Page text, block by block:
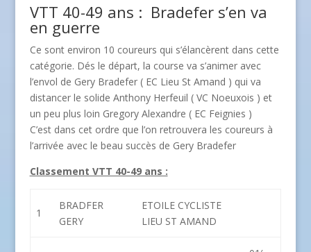
VTT 40-49 ans : Bradefer s’en va
en guerre
Ce sont environ 10 coureurs qui s’élancèrent dans cette
catégorie. Dés le départ, la course va s’animer avec
l’envol de Gery Bradefer ( EC Lieu St Amand ) qui va
distancer le solide Anthony Herfeuil ( VC Noeuxois ) et
un peu plus loin Gregory Alexandre ( EC Feignies )
C’est dans cet ordre que l’on retrouvera les coureurs à
l’arrivée avec le beau succès de Gery Bradefer
Classement VTT 40-49 ans :
1
BRADFER
GERY
ETOILE CYCLISTE
LIEU ST AMAND